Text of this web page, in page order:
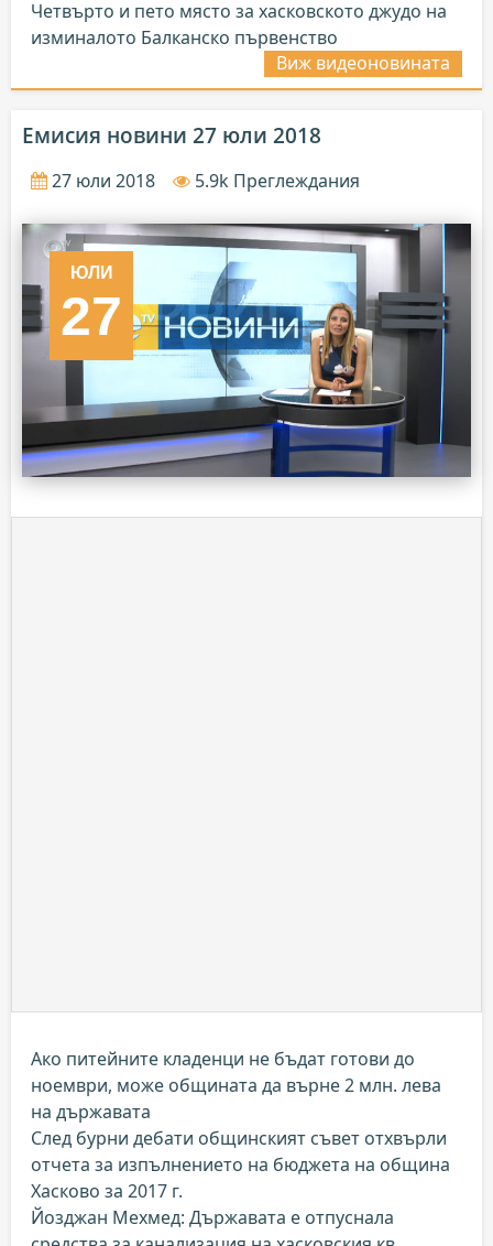
Четвърто и пето място за хасковското джудо на
изминалото Балканско първенство
Виж видеоновината
Емисия новини 27 юли 2018
27 юли 2018 5.9k Преглеждания
ЮЛИ
27
Ако питейните кладенци не бъдат готови до
ноември, може общината да върне 2 млн. лева
на държавата
След бурни дебати общинският съвет отхвърли
отчета за изпълнението на бюджета на община
Хасково за 2017 г.
Йозджан Мехмед: Държавата е отпуснала